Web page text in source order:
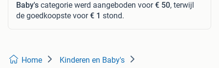
Baby's categorie werd aangeboden voor€ 50, terwijl
de goedkoopste voor€ 1 stond.
Home Kinderen en Baby's